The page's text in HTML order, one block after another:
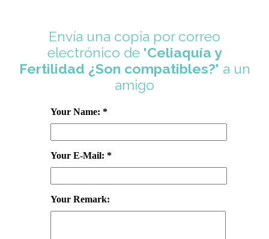
Envía una copia por correo
electrónico de 'Celiaquía y
Fertilidad ¿Son compatibles?' a un
amigo
Your Name: *
Your E-Mail: *
Your Remark: